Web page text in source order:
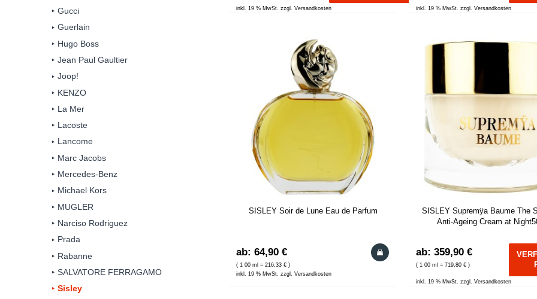
Gucci
Guerlain
Hugo Boss
Jean Paul Gaultier
Joop!
KENZO
La Mer
Lacoste
Lancome
Marc Jacobs
Mercedes-Benz
Michael Kors
MUGLER
Narciso Rodriguez
Prada
Rabanne
SALVATORE FERRAGAMO
Sisley
inkl. 19 % MwSt. zzgl. Versandkosten inkl. 19 % MwSt. zzgl. Versandkosten
SISLEY Soir de Lune Eau de Parfum
ab: 64,90 €
( 1 00 ml = 216,33 € )
inkl. 19 % MwSt. zzgl. Versandkosten
SISLEY Supremÿa Baume The
Anti-Ageing Cream at
ab: 359,90 €
( 1 00 ml = 719,80 € )
inkl. 19 % MwSt. zzgl. Versandkosten